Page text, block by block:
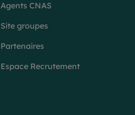
Agents CNAS
Site groupes
Partenaires
Espace Recrutement